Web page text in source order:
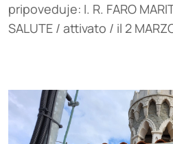
pripoveduje: I. R. FARO
SALUTE / attivato / il 2